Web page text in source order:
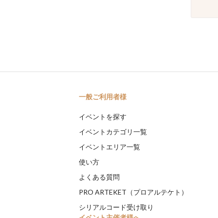
一般ご利用者様
イベントを探す
イベントカテゴリ一覧
イベントエリア一覧
使い方
よくある質問
PRO ARTEKET（プロアルテケト）
シリアルコード受け取り